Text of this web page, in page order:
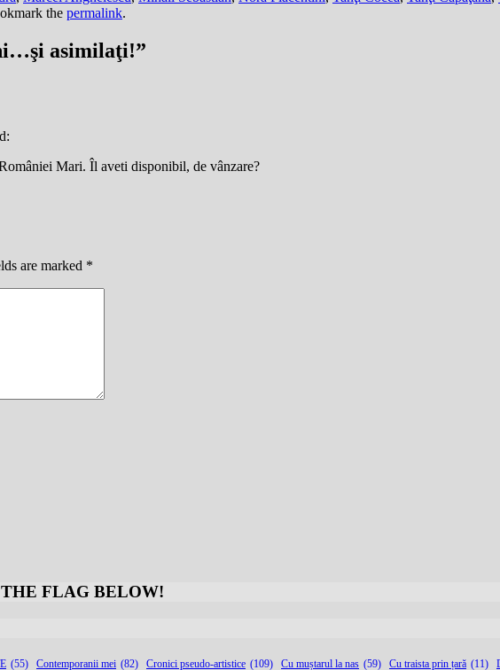
the permalink.
asimilaţi!”
Mari. Îl aveti disponibil, de vânzare?
are marked *
FLAG BELOW!
(55) Contemporanii mei (82) Cronici pseudo-artistice (109) Cu muștarul la nas (59) Cu traista prin țară (11)